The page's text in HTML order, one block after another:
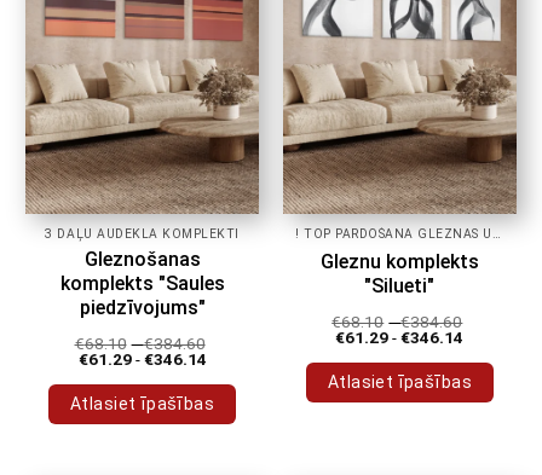
produkta
lapā
produkta
lapā
3 DAĻU AUDEKLA KOMPLEKTI
Gleznošanas
komplekts "Saules
piedzīvojums"
€68.10 -€384.60
€61.29-€346.14
Atlasiet īpašības
Gleznu komplekts
"Silueti"
€68.10 -€384.60
€61.29-€346.14
Atlasiet īpašības